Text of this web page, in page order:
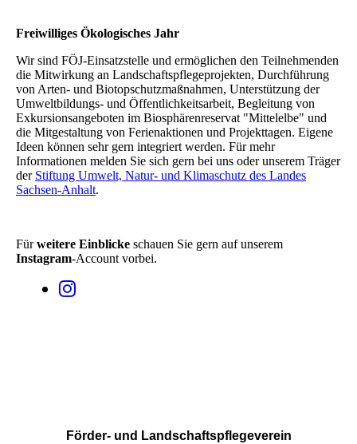
Freiwilliges Ökologisches Jahr
Wir sind FÖJ-Einsatzstelle und ermöglichen den Teilnehmenden
die Mitwirkung an Landschaftspflegeprojekten, Durchführung
von Arten- und Biotopschutzmaßnahmen, Unterstützung der
Umweltbildungs- und Öffentlichkeitsarbeit, Begleitung von
Exkursionsangeboten im Biosphärenreservat "Mittelelbe" und
die Mitgestaltung von Ferienaktionen und Projekttagen. Eigene
Ideen können sehr gern integriert werden. Für mehr
Informationen melden Sie sich gern bei uns oder unserem Träger
der Stiftung Umwelt, Natur- und Klimaschutz des Landes
Sachsen-Anhalt.
Fürweitere Einblicke schauen Sie gern auf unserem
Instagram-Account vorbei.
Förder- und Landschaftspflegeverein